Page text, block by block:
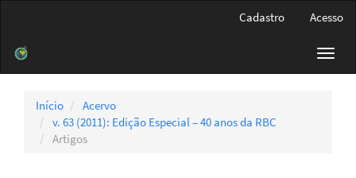
Barra
Cadastro Acesso
Início
Acervo
v. 63 (2011): Edição Especial – 40 anos da RBC
Artigos